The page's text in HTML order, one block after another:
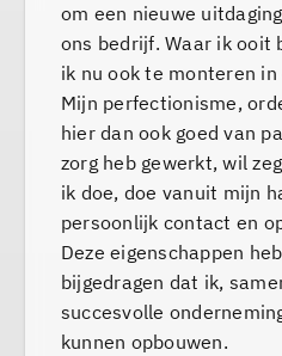
om een nieuwe
ons bedrijf. Waar ik ooit
ik nu ook te monteren
Mijn perfectionisme,
hier dan ook goed van
zorg heb gewerkt, wil
ik doe, doe vanuit mijn
persoonlijk contact en
Deze eigenschappen
bijgedragen dat ik,
succesvolle
kunnen opbouwen.